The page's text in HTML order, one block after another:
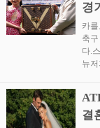
경
카
축
다.
뉴
결